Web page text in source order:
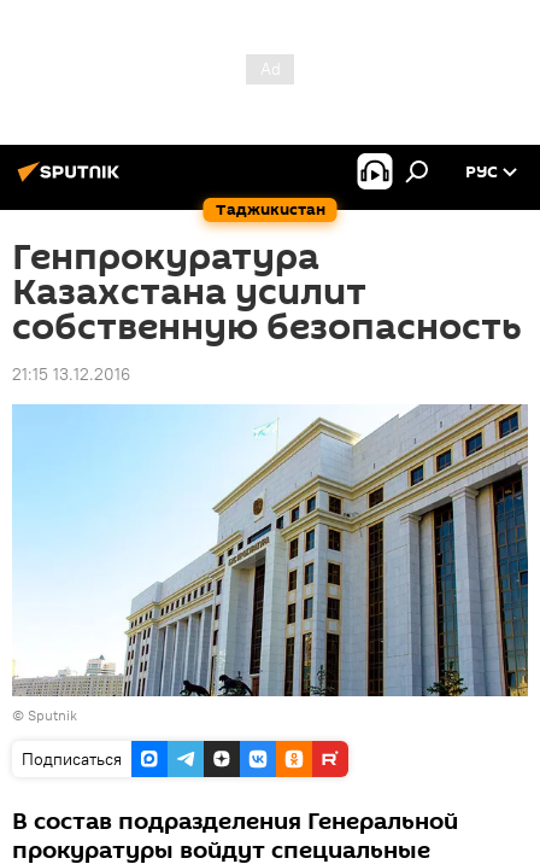
Таджикистан
РУС
Генпрокуратура
Казахстана усилит
собственную безопасность
21:15 13.12.2016
© Sputnik
Подписаться
В состав подразделения Генеральной
прокуратуры войдут специальные